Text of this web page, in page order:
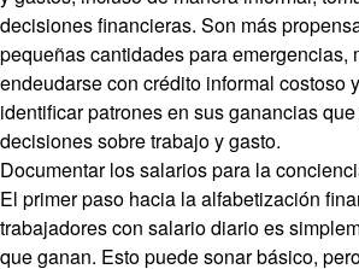
decisiones financieras. Son más
pequeñas cantidades para emergencias,
endeudarse con crédito informal costoso
identificar patrones en sus ganancias
decisiones sobre trabajo y gasto.
Documentar los salarios para la
El primer paso hacia la alfabetización
trabajadores con salario diario es
que ganan. Esto puede sonar básico,